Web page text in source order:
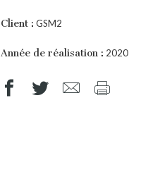
Client : GSM2
Année de réalisation : 2020